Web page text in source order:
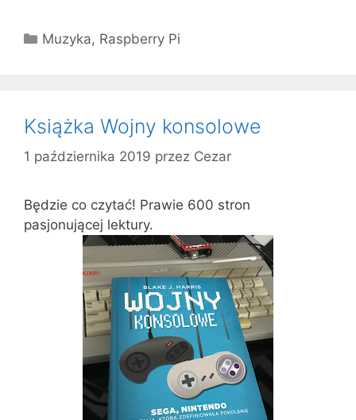
Kategorie
Muzyka, Raspberry Pi
Książka Wojny konsolowe
1 października 2019 przez Cezar
Będzie co czytać! Prawie 600 stron
pasjonującej lektury.